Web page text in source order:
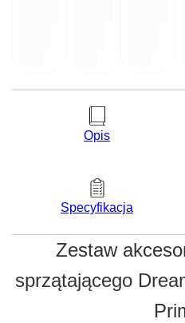
Opis
Specyfikacja
Zestaw
sprzątającego